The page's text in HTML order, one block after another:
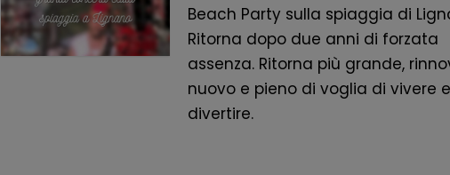
Beach Party sulla spiaggia di
Ritorna dopo due anni di forzata
assenza. Ritorna più grande,
nuovo e pieno di voglia di vivere
divertire.